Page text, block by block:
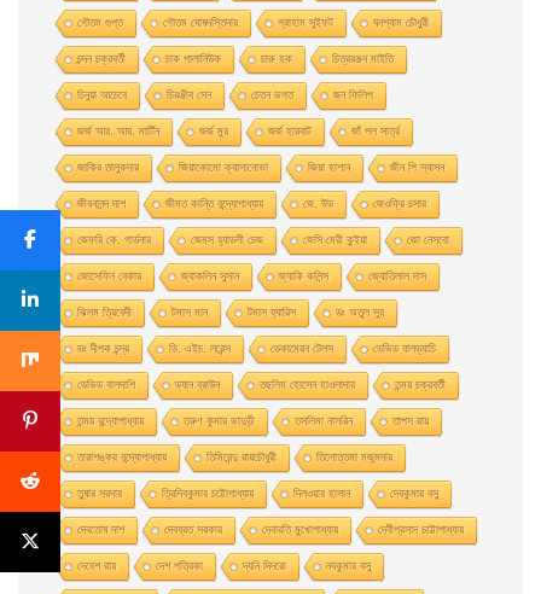
গৌতম গুপ্ত গৌতম ঘোষদস্তিদার গ্রাহাম সুইফট ঘনশ্যাম চৌধুরী
চন্দন চক্রবর্তী চাক পালানিউক চারু হক চিত্ররঞ্জন মাইতি
চিনুয়া আচেবে চিরঞ্জীব সেন চেতন ভগত জন ফিলিপ
জর্জ আর. আর. মার্টিন জর্জ মুর জর্জ হারবাট জাঁ পল সার্ত্র
জাকির তালুকদার জিয়াকোমাে ক্যাসানােভা জিয়া হাশান জীন পি স্যাসন
জীবনানন্দ দাশ জীমত কান্তি বন্দ্যোপাধ্যায় জে. উড জেওফ্রি চসার
জেফরি কে. গার্ডনার জেমস হ্যাডলী চেজ জেসি মেরী কুইয়া জো নেসবো
জোসেফিন বেকার জ্যাকলিন সুসান জ্যাকি কলিন্স জ্যোতিলাল দাস
ঝিলম ত্রিবেদী টমাস মান টমাস হ্যারিস ডঃ অতুল সুর
ডঃ দীপক চন্দ্র ডি. এইচ. লরেন্স ডেকামেরন টেলস ডেভিড বালড্যাচি
ডেভিড বালদাশি ড্যান ব্রাউন তছলিম হোসেন হাওলাদার তন্ময় চক্রবর্তী
তন্ময় বন্দ্যোপাধ্যায় তরুণ কুমার ভাদুড়ী তসলিমা নাসরিন তাপস রায়
তারাশঙ্কর বন্দ্যোপাধ্যায় তিমিরেন্দু রায়চৌধুরী তিলোত্তমা মজুমদার
তুষার সরদার ত্রিদিবকুমার চট্টোপাধ্যায় দিলওয়ার হাসান দেবকুমার বসু
দেবতোষ দাশ দেবব্রত সরকার দেবারতি মুখােপাধ্যায় দেবীপ্রসাদ চট্টোপাধ্যায়
দেবেশ রায় দেশ পত্রিকা দ্যনি দিদরো নবকুমার বসু